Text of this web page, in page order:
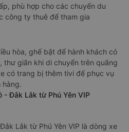
phù hợp cho các chuyến du
công ty thuê để tham gia
hòa, ghế bật để hành khách có
thư giãn khi di chuyển trên quãng
có trang bị thêm tivi để phục vụ
hàng.
- Đắk Lắk từ Phú Yên VIP
Lắk từ Phú Yên VIP là dòng xe